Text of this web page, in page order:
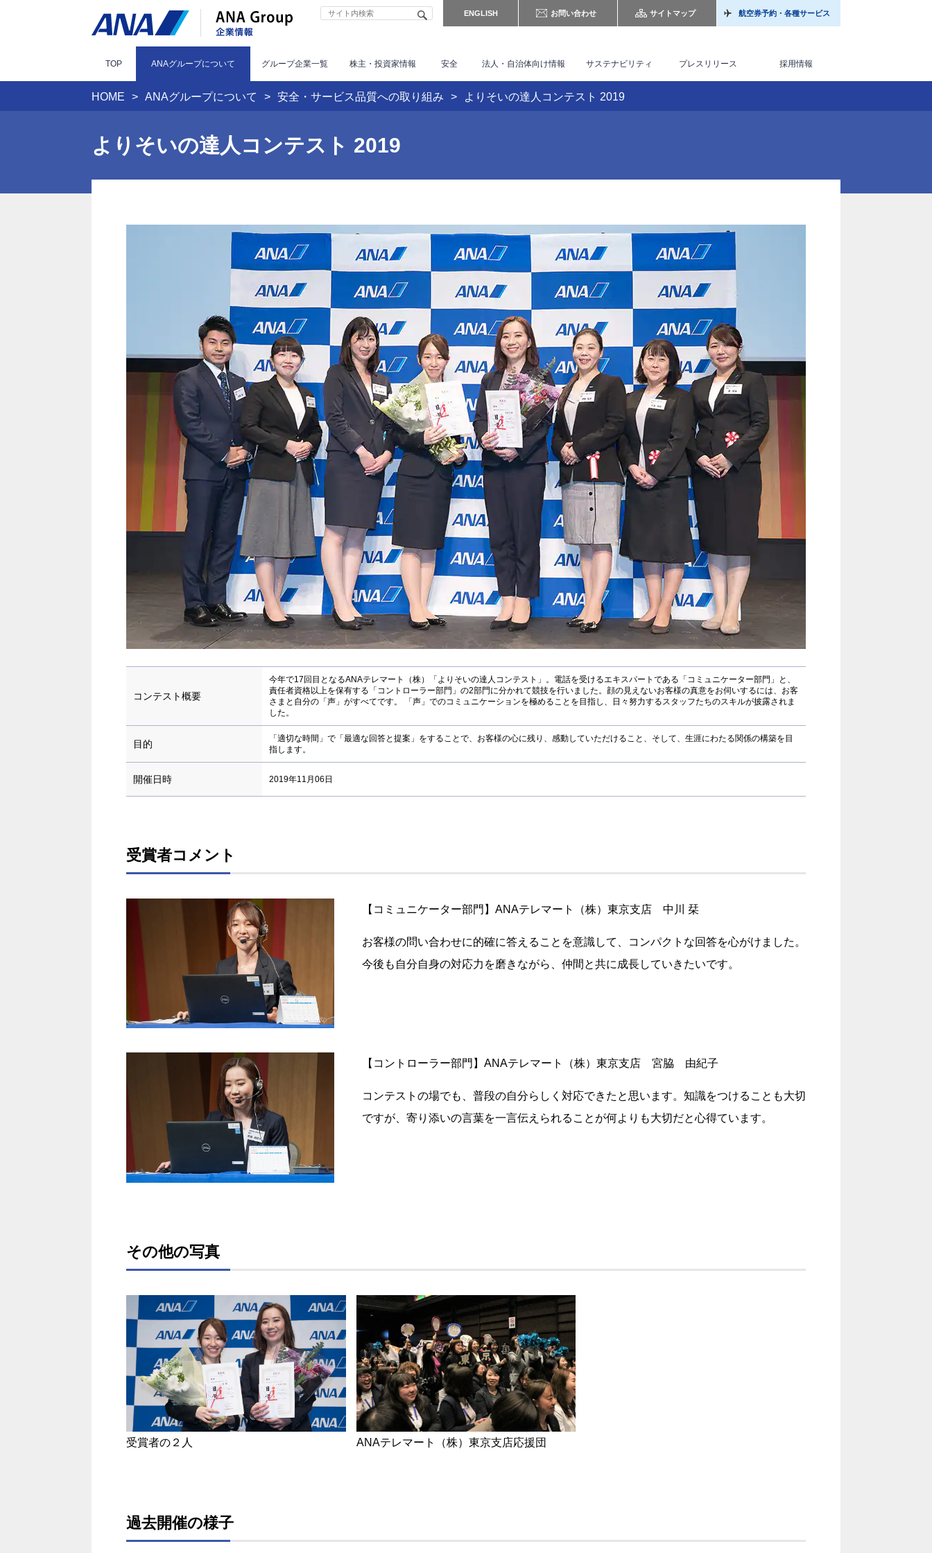
ENGLISH お問い合わせ サイトマップ 航空券予約・各種サービス
TOP ANAグループについて グループ企業一覧 株主・投資家情報 安全 法人・自治体向け情報 サステナビリティ プレスリリース 採用情報
HOME ANAグループについて 安全・サービス品質への取り組み よりそいの達人コンテスト 2019
よりそいの達人コンテスト 2019
コンテスト概要
今年で17回目となるANAテレマート（株）「よりそいの達人コンテスト」。電話を受けるエキスパートである「コミュニケーター部門」と、
責任者資格以上を保有する「コントローラー部門」の2部門に分かれて競技を行いました。顔の見えないお客様の真意をお伺いするには、お客
さまと自分の「声」がすべてです。 「声」でのコミュニケーションを極めることを目指し、日々努力するスタッフたちのスキルが披露されま
した。
目的
「適切な時間」で「最適な回答と提案」をすることで、お客様の心に残り、感動していただけること、そして、生涯にわたる関係の構築を目
指します。
開催日時 2019年11月06日
受賞者コメント
【コミュニケーター部門】ANAテレマート（株）東京支店 中川 栞
お客様の問い合わせに的確に答えることを意識して、コンパクトな回答を心がけました。
今後も自分自身の対応力を磨きながら、仲間と共に成長していきたいです。
【コントローラー部門】ANAテレマート（株）東京支店 宮脇 由紀子
コンテストの場でも、普段の自分らしく対応できたと思います。知識をつけることも大切
ですが、寄り添いの言葉を一言伝えられることが何よりも大切だと心得ています。
その他の写真
受賞者の２人 ANAテレマート（株）東京支店応援団
過去開催の様子